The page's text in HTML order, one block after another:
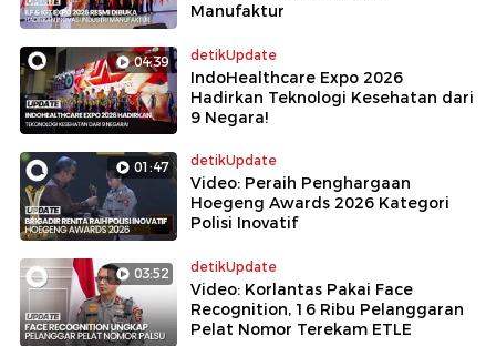
Manufaktur
04:39 detikUpdate
IndoHealthcare Expo 2026
Hadirkan Teknologi Kesehatan dari
9 Negara!
01:47 detikUpdate
Video: Peraih Penghargaan
Hoegeng Awards 2026 Kategori
Polisi Inovatif
03:52 detikUpdate
Video: Korlantas Pakai Face
Recognition, 16 Ribu Pelanggaran
Pelat Nomor Terekam ETLE